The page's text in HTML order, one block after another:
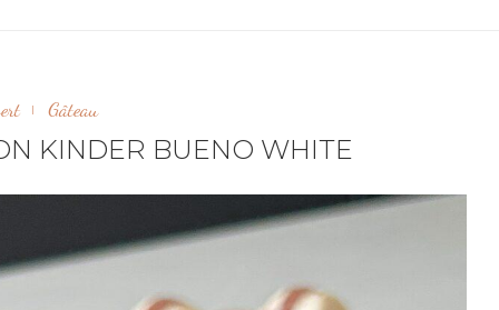
Gâteau
KINDER BUENO WHITE